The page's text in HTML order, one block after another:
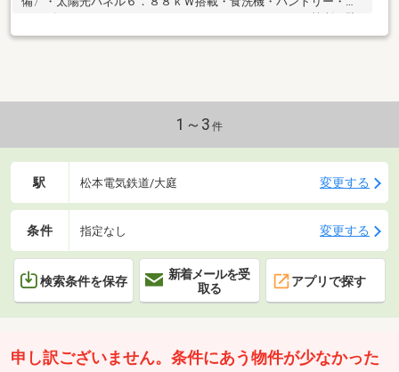
車スペース3台分■ 周辺環境 ━━━━━…‥・◯西友笹部店
（徒歩27分）◯鎌田中学校（徒歩23分）
1～3 件
駅 松本電気鉄道/大庭 変更する
条件 指定なし 変更する
検索条件を保存
新着メールを受
取る
アプリで探す
申し訳ございません。条件にあう物件が少なかった